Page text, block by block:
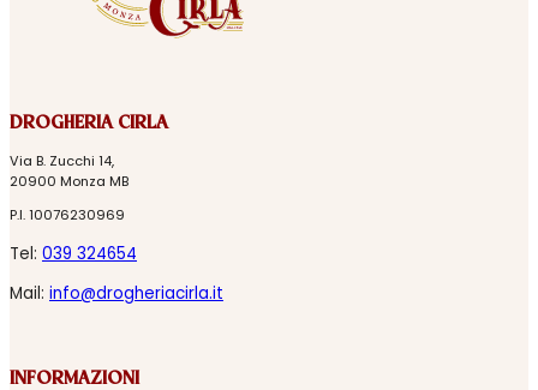
DROGHERIA CIRLA
Via B. Zucchi 14,
20900 Monza MB
P.I. 10076230969
Tel: 039 324654
Mail: info@drogheriacirla.it
INFORMAZIONI